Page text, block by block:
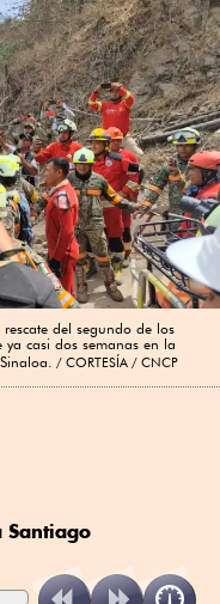
del segundo de los
casi dos semanas en la
CORTESÍA / CNCP
Santiago